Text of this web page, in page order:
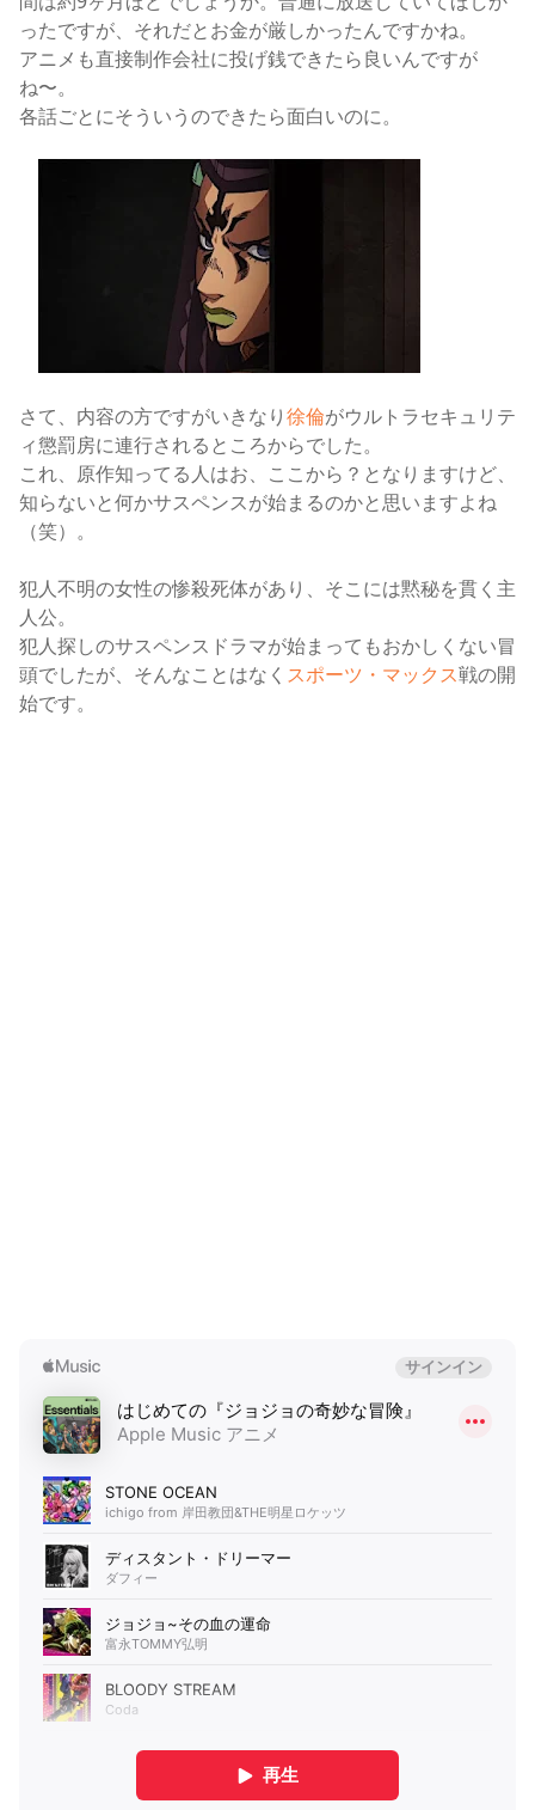
ったですが、それだとお金が厳しかったんですかね。
アニメも直接制作会社に投げ銭できたら良いんですが
ね〜。
各話ごとにそういうのできたら面白いのに。
さて、内容の方ですがいきなり徐倫がウルトラセキュリテ
ィ懲罰房に連行されるところからでした。
これ、原作知ってる人はお、ここから？となりますけど、
知らないと何かサスペンスが始まるのかと思いますよね
（笑）。
犯人不明の女性の惨殺死体があり、そこには黙秘を貫く主
人公。
犯人探しのサスペンスドラマが始まってもおかしくない冒
頭でしたが、そんなことはなく スポーツ・マックス戦の開
始です。